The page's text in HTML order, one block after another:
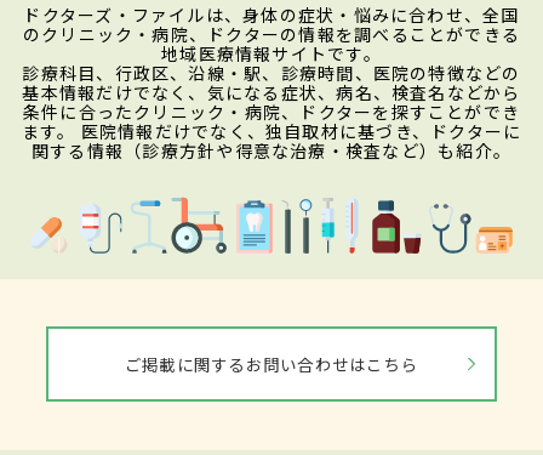
ドクターズ・ファイルは、身体の症状・悩みに合わせ、全国
のクリニック・病院、ドクターの情報を調べることができる
地域医療情報サイトです。
診療科目、行政区、沿線・駅、診療時間、医院の特徴などの
基本情報だけでなく、気になる症状、病名、検査名などから
条件に合ったクリニック・病院、ドクターを探すことができ
ます。 医院情報だけでなく、独自取材に基づき、ドクターに
関する情報（診療方針や得意な治療・検査など）も紹介。
ご掲載に関するお問い合わせはこちら